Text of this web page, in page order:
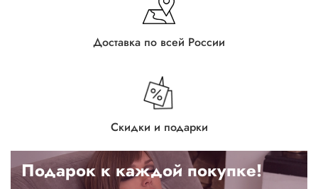
Доставка по всей России
Скидки и подарки
Подарок к каждой покупке!